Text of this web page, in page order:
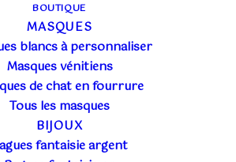
BOUTIQUE
MASQUES
blancs à personnaliser
Masques vénitiens
de chat en fourrure
Tous les masques
BIJOUX
fantaisie argent